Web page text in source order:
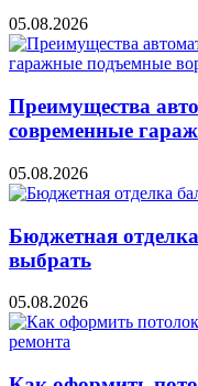
05.08.2026
Преимущества
современные
05.08.2026
Бюджетная
выбрать
05.08.2026